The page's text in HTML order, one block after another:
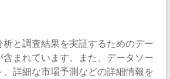
と調査結果を実証するためのデー
含まれています。また、データソー
、詳細な市場予測などの詳細情報を